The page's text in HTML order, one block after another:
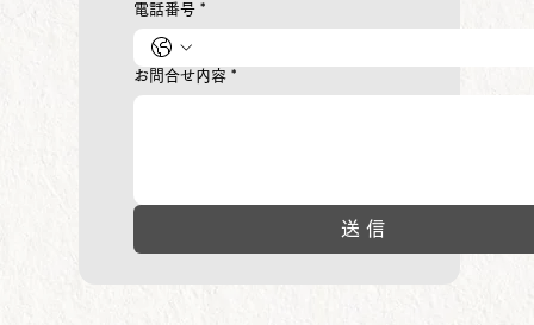
電話番号 *
お問合せ内容 *
送 信